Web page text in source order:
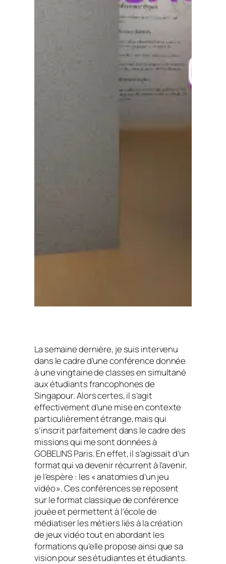
La semaine dernière, je suis intervenu
dans le cadre d’une conférence donnée
à une vingtaine de classes en simultané
aux étudiants francophones de
Singapour. Alors certes, il s’agit
effectivement d’une mise en contexte
particulièrement étrange, mais qui
s’inscrit parfaitement dans le cadre des
missions qui me sont données à
GOBELINS Paris. En effet, il s’agissait d’un
format qui va devenir récurrent à l’avenir,
je l’espère : les « anatomies d’un jeu
vidéo ». Ces conférences se reposent
sur le format classique de conférence
jouée et permettent à l’école de
médiatiser les métiers liés à la création
de jeux vidéo tout en abordant les
formations qu’elle propose ainsi que sa
vision pour ses étudiantes et étudiants.